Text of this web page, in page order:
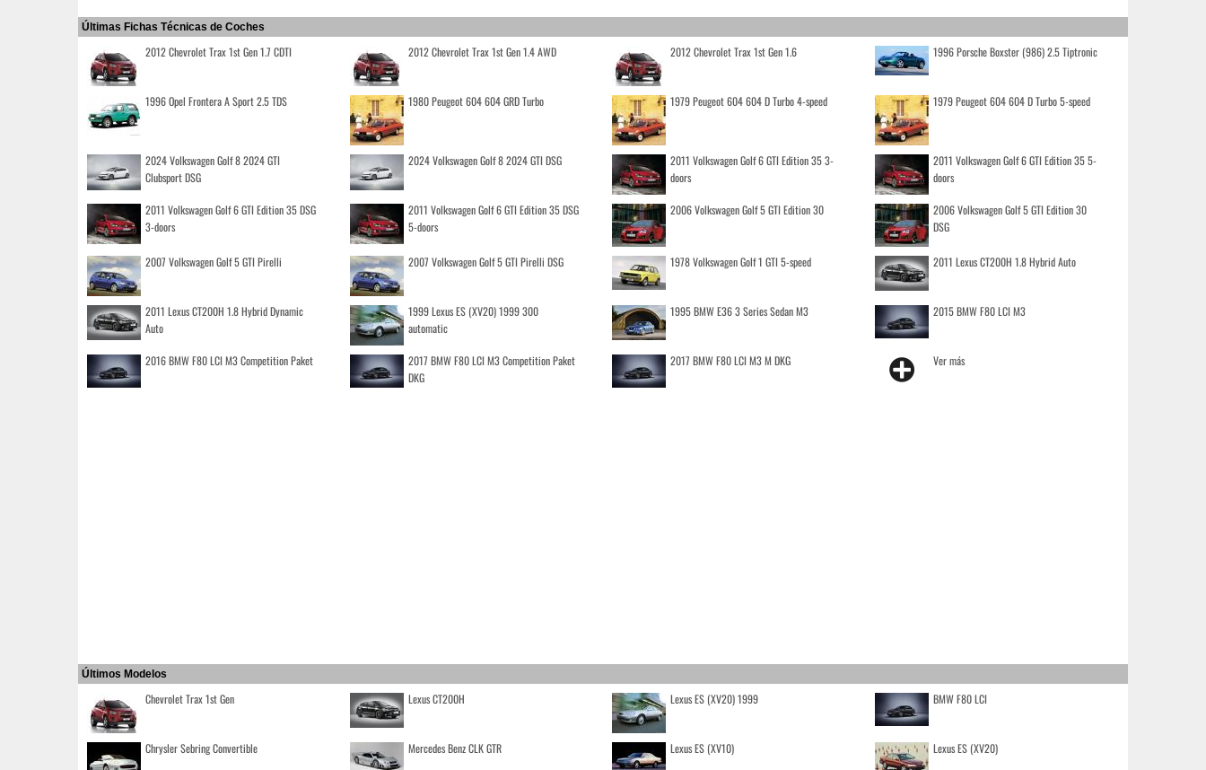
Últimas Fichas Técnicas de Coches
2012 Chevrolet Trax 1st Gen 1.7 CDTI 2012 Chevrolet Trax 1st Gen 1.4 AWD 2012 Chevrolet Trax 1st Gen 1.6 1996 Porsche Boxster (986) 2.5 Tiptronic
1996 Opel Frontera A Sport 2.5 TDS 1980 Peugeot 604 604 GRD Turbo 1979 Peugeot 604 604 D Turbo 4-speed 1979 Peugeot 604 604 D Turbo 5-speed
2024 Volkswagen Golf 8 2024 GTI
Clubsport DSG
2024 Volkswagen Golf 8 2024 GTI DSG
2011 Volkswagen Golf 6 GTI Edition 35 3-
doors
2011 Volkswagen Golf 6 GTI Edition 35 5-
doors
2011 Volkswagen Golf 6 GTI Edition 35 DSG
3-doors
2011 Volkswagen Golf 6 GTI Edition 35 DSG
5-doors
2006 Volkswagen Golf 5 GTI Edition 30
2006 Volkswagen Golf 5 GTI Edition 30
DSG
2007 Volkswagen Golf 5 GTI Pirelli 2007 Volkswagen Golf 5 GTI Pirelli DSG 1978 Volkswagen Golf 1 GTI 5-speed 2011 Lexus CT200H 1.8 Hybrid Auto
2011 Lexus CT200H 1.8 Hybrid Dynamic
Auto
1999 Lexus ES (XV20) 1999 300
automatic
1995 BMW E36 3 Series Sedan M3 2015 BMW F80 LCI M3
2016 BMW F80 LCI M3 Competition Paket
2017 BMW F80 LCI M3 Competition Paket
DKG
2017 BMW F80 LCI M3 M DKG Ver más
Últimos Modelos
Chevrolet Trax 1st Gen Lexus CT200H Lexus ES (XV20) 1999 BMW F80 LCI
Chrysler Sebring Convertible Mercedes Benz CLK GTR Lexus ES (XV10) Lexus ES (XV20)